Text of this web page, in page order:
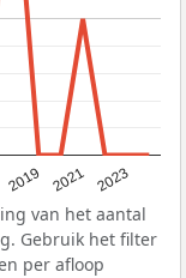
2019 2021 2023
van het aantal
Gebruik het filter
per afloop